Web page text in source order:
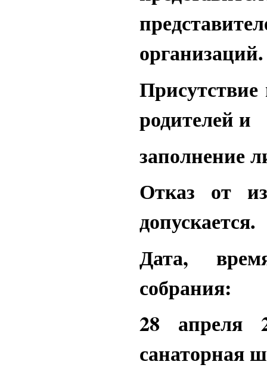
организаций.
родителей и
заполнение
Отказ от
допускается.
Дата,
собрания:
28 апреля
санаторная